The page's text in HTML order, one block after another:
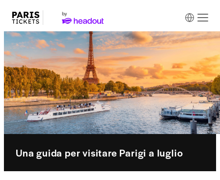
Una guida per visitare Parigi a luglio